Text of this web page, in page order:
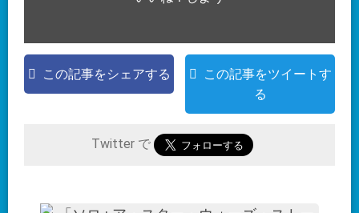
この記事をシェアする
この記事をツイートす
る
Twitter で